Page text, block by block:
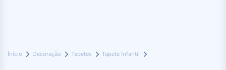
Início Decoração Tapetes Tapete Infantil